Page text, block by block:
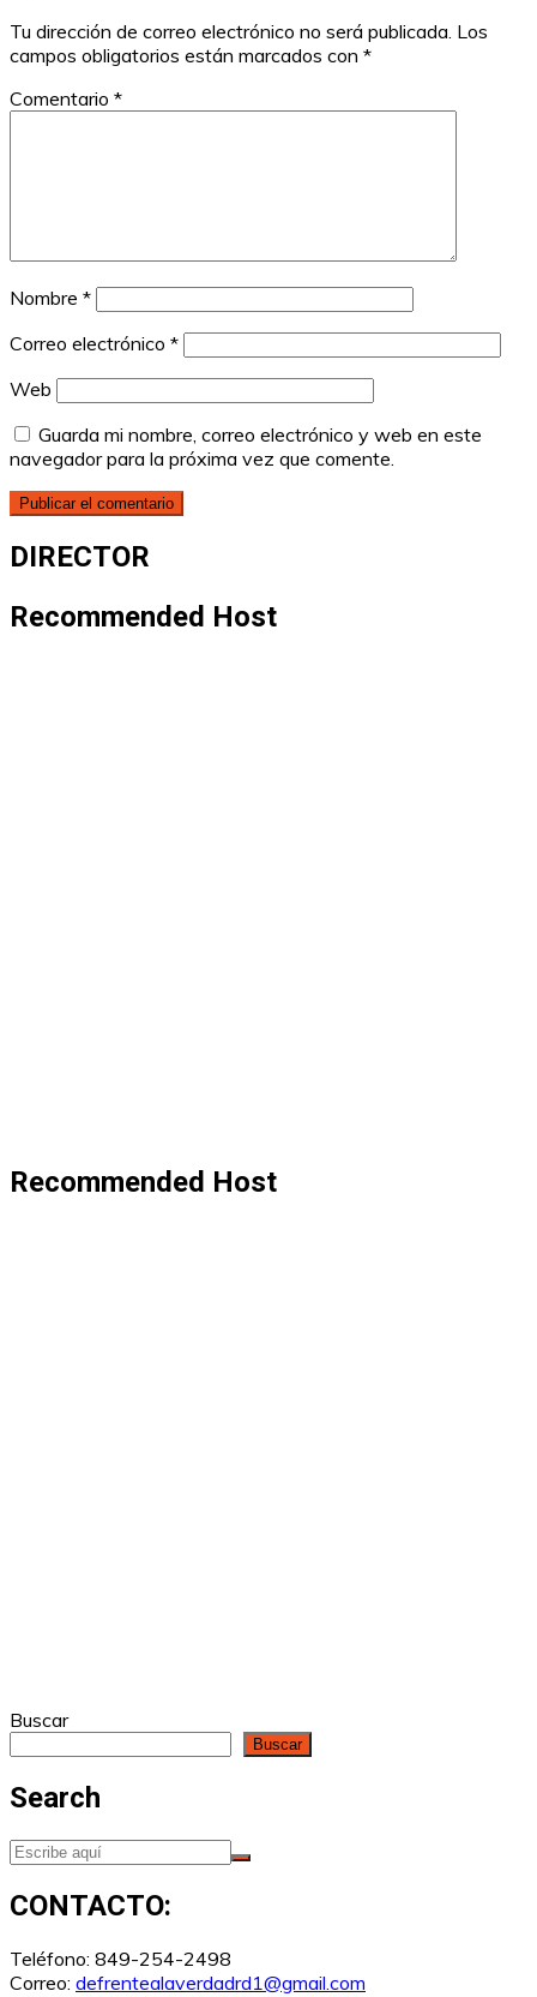
Tu dirección de correo electrónico no será publicada. Los
campos obligatorios están marcados con *
Comentario *
Nombre *
Correo electrónico *
Web
Guarda mi nombre, correo electrónico y web en este
navegador para la próxima vez que comente.
DIRECTOR
Recommended Host
Recommended Host
Buscar
Buscar
Search
CONTACTO:
Teléfono: 849-254-2498
Correo: defrentealaverdadrd1@gmail.com